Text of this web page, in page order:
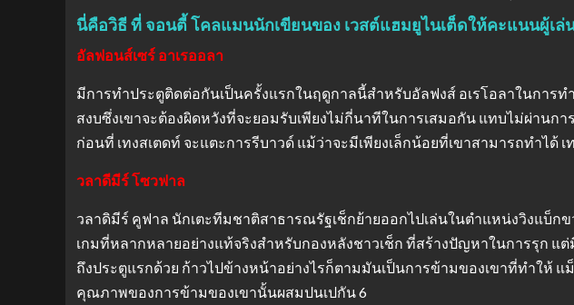
นี่คือวิธี ที่ จอนตี้ โคลแมนนักเขียนของ เวสต์แฮมยูไนเต็ดให้คะแนนผู้เล่
อัลฟอนส์เซร์ อาเรออลา
มีการทำประตูติดต่อกันเป็นครั้งแรกในฤดูกาลนี้สำหรับอัลฟงส์ อเรโอลาในการ
สงบซึ่งเขาจะต้องผิดหวังที่จะยอมรับเพียงไม่กี่นาทีในการเสมอกัน แทบไม่ผ่าน
ก่อนที่ เทงสเตดท์ จะแตะการรีบาวด์ แม้ว่าจะมีเพียงเล็กน้อยที่เขาสามารถทำไ
วลาดีมีร์ โซวฟาล
วลาดิมีร์ คูฟาล นักเตะทีมชาติสาธารณรัฐเช็กย้ายออกไปเล่นในตำแหน่งวิงแบ็ก
เกมที่หลากหลายอย่างแท้จริงสำหรับกองหลังชาวเช็ก ที่สร้างปัญหาในการรุก แ
ถึงประตูแรกด้วย ก้าวไปข้างหน้าอย่างไรก็ตามมันเป็นการข้ามของเขาที่ทำให้
คุณภาพของการข้ามของเขานั้นผสมปนเปกัน 6